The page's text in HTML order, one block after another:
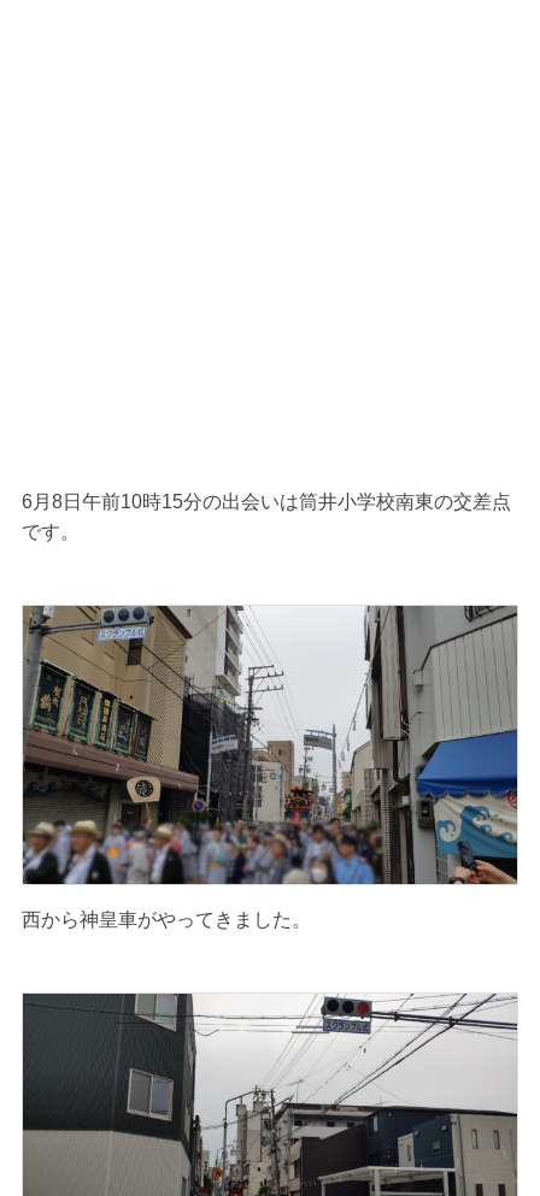
6月8日午前10時15分の出会いは筒井小学校南東の交差点
です。
西から神皇車がやってきました。